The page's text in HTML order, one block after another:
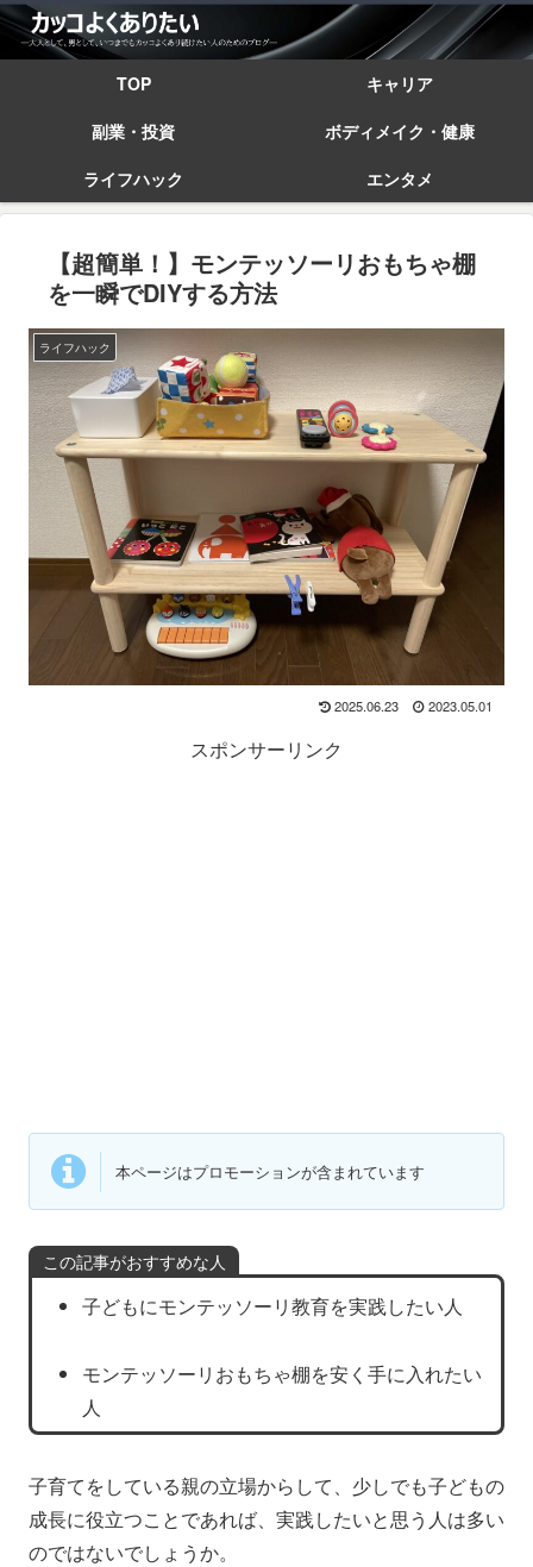
TOP
キャリア
副業・投資
ボディメイク・健康
ライフハック
エンタメ
【超簡単！】モンテッソーリおもちゃ棚
を一瞬でDIYする方法
ライフハック
2025.06.23 2023.05.01
スポンサーリンク
本ページはプロモーションが含まれています
この記事がおすすめな人
子どもにモンテッソーリ教育を実践したい人
モンテッソーリおもちゃ棚を安く手に入れたい
人
子育てをしている親の立場からして、少しでも子どもの
成長に役立つことであれば、実践したいと思う人は多い
のではないでしょうか。